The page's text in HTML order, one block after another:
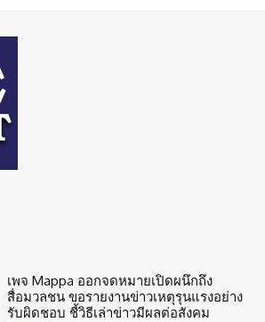
เพจ Mappa ออกจดหมายเปิดผนึกถึง
สื่อมวลชน ขอรายงานข่าวเหตุรุนแรงอย่าง
รับผิดชอบ ชี้วิธีเล่าข่าวมีผลต่อสังคม